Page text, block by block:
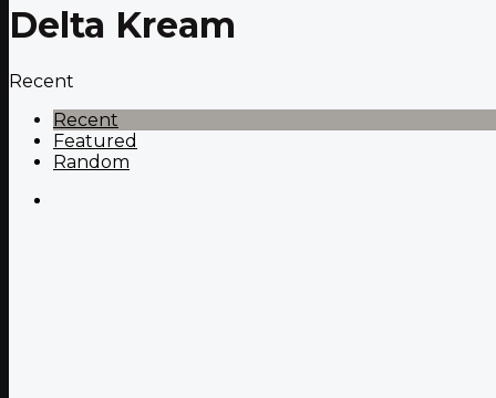
Delta Kream
Recent
Recent
Featured
Random